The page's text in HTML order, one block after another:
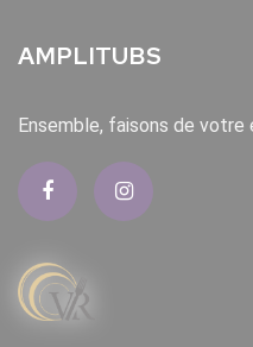
AMPLITUBS
Ensemble, faisons de